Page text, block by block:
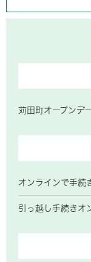
苅田町オープンデ
オンラインで手続
引っ越し手続きオ